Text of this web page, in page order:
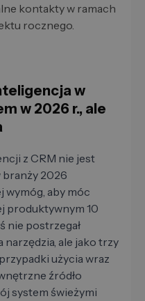
kontakty w ramach
rocznego.
w
w 2026 r., ale
z CRM nie jest
2026
wymóg, aby móc
produktywnym 10
nie postrzegał
ale jako trzy
użycia wraz
źródło
system świeżymi